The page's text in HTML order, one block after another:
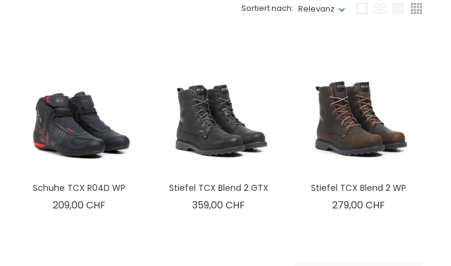
Sortiert nach: Relevanz
Schuhe TCX R04D WP
209,00 CHFPreis
Stiefel TCX Blend 2 GTX
359,00 CHF
Stiefel TCX Blend 2 WP
279,00 CHFPreis